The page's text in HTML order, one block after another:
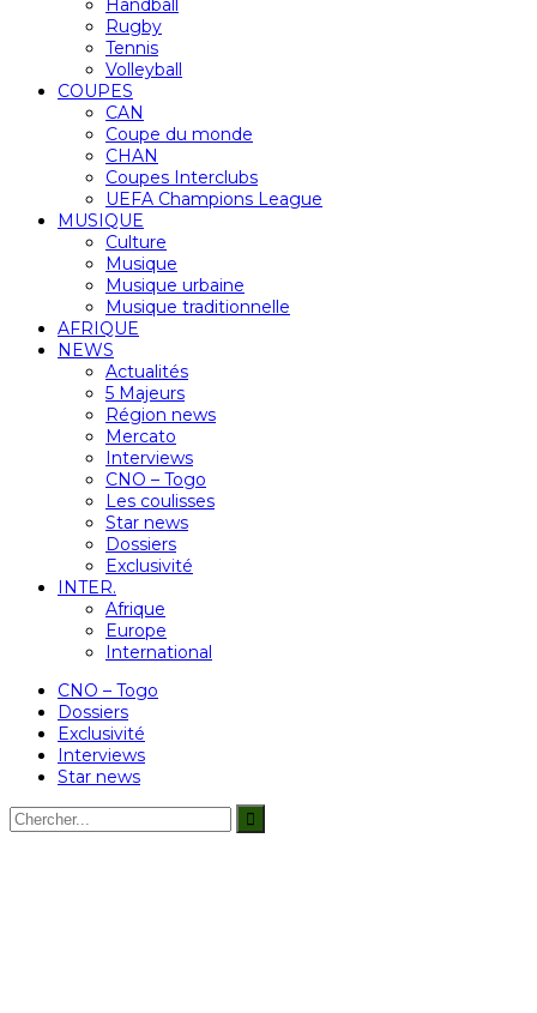
Handball
Rugby
Tennis
Volleyball
COUPES
CAN
Coupe du monde
CHAN
Coupes Interclubs
UEFA Champions League
MUSIQUE
Culture
Musique
Musique urbaine
Musique traditionnelle
AFRIQUE
NEWS
Actualités
5 Majeurs
Région news
Mercato
Interviews
CNO – Togo
Les coulisses
Star news
Dossiers
Exclusivité
INTER.
Afrique
Europe
International
CNO – Togo
Dossiers
Exclusivité
Interviews
Star news